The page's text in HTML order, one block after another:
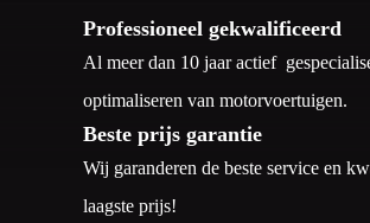
Professioneel gekwalificeerd
Al meer dan 10 jaar actief
optimaliseren van motorvoertuigen.
Beste prijs garantie
Wij garanderen de beste service en
laagste prijs!